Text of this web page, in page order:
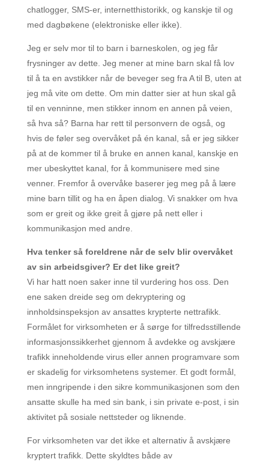
chatlogger, SMS-er, internetthistorikk, og kanskje til og
med dagbøkene (elektroniske eller ikke).
Jeg er selv mor til to barn i barneskolen, og jeg får
frysninger av dette. Jeg mener at mine barn skal få lov
til å ta en avstikker når de beveger seg fra A til B, uten at
jeg må vite om dette. Om min datter sier at hun skal gå
til en venninne, men stikker innom en annen på veien,
så hva så? Barna har rett til personvern de også, og
hvis de føler seg overvåket på én kanal, så er jeg sikker
på at de kommer til å bruke en annen kanal, kanskje en
mer ubeskyttet kanal, for å kommunisere med sine
venner. Fremfor å overvåke baserer jeg meg på å lære
mine barn tillit og ha en åpen dialog. Vi snakker om hva
som er greit og ikke greit å gjøre på nett eller i
kommunikasjon med andre.
Hva tenker så foreldrene når de selv blir overvåket
av sin arbeidsgiver? Er det like greit?
Vi har hatt noen saker inne til vurdering hos oss. Den
ene saken dreide seg om dekryptering og
innholdsinspeksjon av ansattes krypterte nettrafikk.
Formålet for virksomheten er å sørge for tilfredsstillende
informasjonssikkerhet gjennom å avdekke og avskjære
trafikk inneholdende virus eller annen programvare som
er skadelig for virksomhetens systemer. Et godt formål,
men inngripende i den sikre kommunikasjonen som den
ansatte skulle ha med sin bank, i sin private e-post, i sin
aktivitet på sosiale nettsteder og liknende.
For virksomheten var det ikke et alternativ å avskjære
kryptert trafikk. Dette skyldtes både av